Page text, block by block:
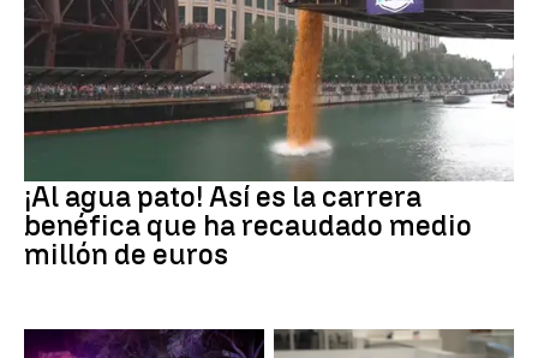
¡Al agua pato! Así es la carrera
benéfica que ha recaudado medio
millón de euros